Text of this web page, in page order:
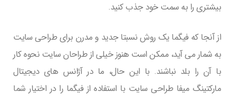
بیشتری را به سمت خود جذب کنید.
از آنجا که فیگما یک روش نسبتا جدید و مدرن برای طراحی سایت
به شمار می آید، ممکن است هنوز خیلی از طراحان سایت نحوه کار
با آن را بلد نباشند. با این حال، ما در آژانس های دیجیتال
مارکتینگ میفا طراحی سایت با استفاده از فیگما را در اختیار شما